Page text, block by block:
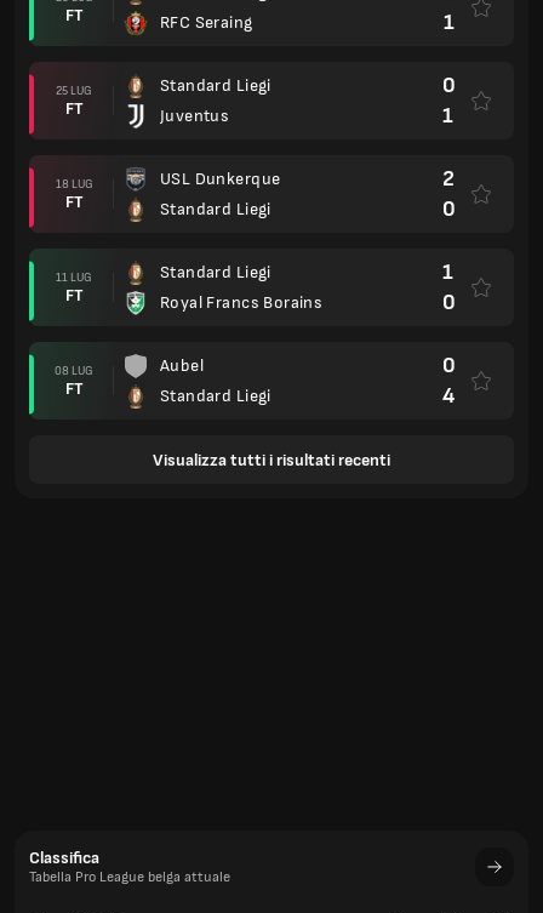
FT
RFC Seraing
1
25 LUG
FT
Standard Liegi
Juventus
0
1
18 LUG
FT
USL Dunkerque
Standard Liegi
2
0
11 LUG
FT
Standard Liegi
Royal Francs Borains
1
0
08 LUG
FT
Aubel
Standard Liegi
0
4
Visualizza tutti i risultati recenti
Classifica
Tabella Pro League belga attuale